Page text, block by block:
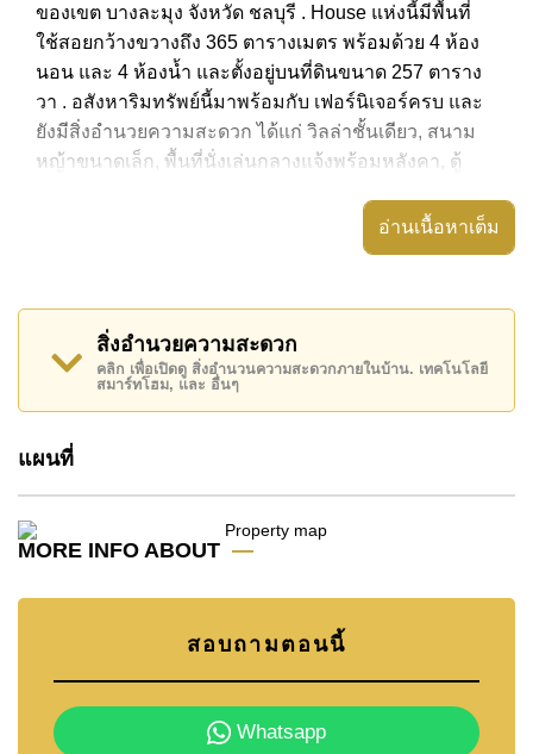
ของเขต บางละมุง จังหวัด ชลบุรี . House แห่งนี้มีพื้นที่
ใช้สอยกว้างขวางถึง 365 ตารางเมตร พร้อมด้วย 4 ห้อง
นอน และ 4 ห้องน้ำ และตั้งอยู่บนที่ดินขนาด 257 ตาราง
วา . อสังหาริมทรัพย์นี้มาพร้อมกับ เฟอร์นิเจอร์ครบ และ
ยังมีสิ่งอำนวยความสะดวก ได้แก่ วิลล่าชั้นเดียว, สนาม
หญ้าขนาดเล็ก, พื้นที่นั่งเล่นกลางแจ้งพร้อมหลังคา, ตู้
อสังหาริมทรัพย์นี้มีไว้สำหรับขายในราคา ฿ 26,000,000
โฉนดที่ดินของอสังหาริมทรัพย์นี้อยู่ภายใต้กรรมสิทธิ์ ชื่อ
ค้นพบโอกาสในการทำให้ที่อยู่อาศัยนี้เป็นบ้านในฝันของ
หรือ อีเมลinfo@cornerstone.co.th
อ่านเนื้อหาเต็ม
สิ่งอำนวยความสะดวก
คลิก เพื่อเปิดดู สิ่งอำนวนความสะดวกภายในบ้าน. เทคโนโลยี
สมาร์ทโฮม, และ อื่นๆ
แผนที่
MORE INFO ABOUT
สอบถามตอนนี้
Whatsapp